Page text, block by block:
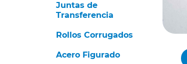
Juntas de
Transferencia
Rollos Corrugados
Acero Figurado